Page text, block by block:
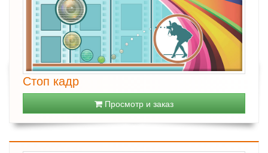
Стоп кадр
Просмотр и заказ